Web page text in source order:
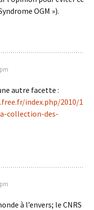
OGM »).
autre facette :
index.php/2010/1
collection-des-
à l’envers; le CNRS